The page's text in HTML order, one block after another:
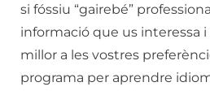
si fóssiu “gairebé”
informació que us interessa i
millor a les vostres
programa per aprendre